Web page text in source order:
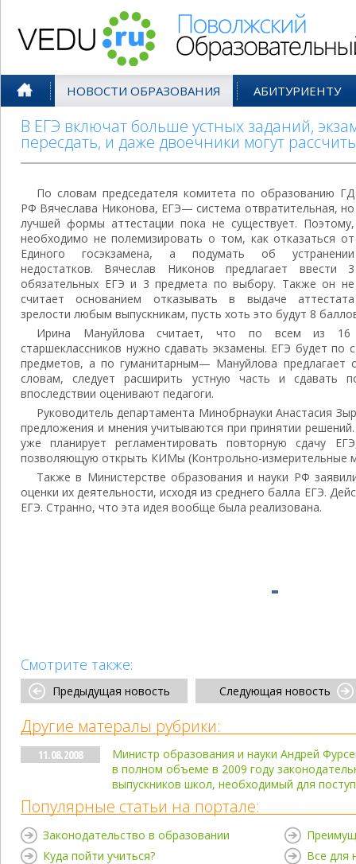
НОВОСТИ ОБРАЗОВАНИЯ АБИТУРИЕНТУ
В ЕГЭ включат больше устных заданий,
пересдать, и даже двоечники могут
По словам председателя комитета по образованию ГД
РФ Вячеслава Никонова, ЕГЭ— система отвратительная, но
лучшей формы аттестации пока не существует. Поэтому,
необходимо не полемизировать о том, как отказаться от
Единого госэкзамена, а подумать об устранении
недостатков. Вячеслав Никонов предлагает ввести 3
обязательных ЕГЭ и 3 предмета по выбору. Также он не
считает основанием отказывать в выдаче аттестата
зрелости любым выпускникам, пусть хоть это будут 8
Ирина Мануйлова считает, что по всем из 16
старшеклассников нужно сдавать экзамены. ЕГЭ будет по
предметов, а по гуманитарным— Мануйлова предлагает
словам, следует расширить устную часть и сдавать
впоследствии оценивают педагоги.
Руководитель департамента Минобрнауки Анастасия
предложения и мнения учитываются при принятии
уже планирует регламентировать повторную сдачу
позволяющую открыть КИМы (Контрольно-измерительные
Также в Министерстве образования и науки РФ
оценки их деятельности, исходя из среднего балла ЕГЭ.
ЕГЭ. Странно, что эта идея вообще была реализована.
Смотрите также:
Предыдущая новость Следующая новость
Другие матералы рубрики:
11.08.2008
Министр образования и науки Андрей
в полном объеме в 2009 году
выпускников школ, необходимый для
Популярные статьи на портале:
Законодательство в образовании
Куда пойти учиться?
Все для